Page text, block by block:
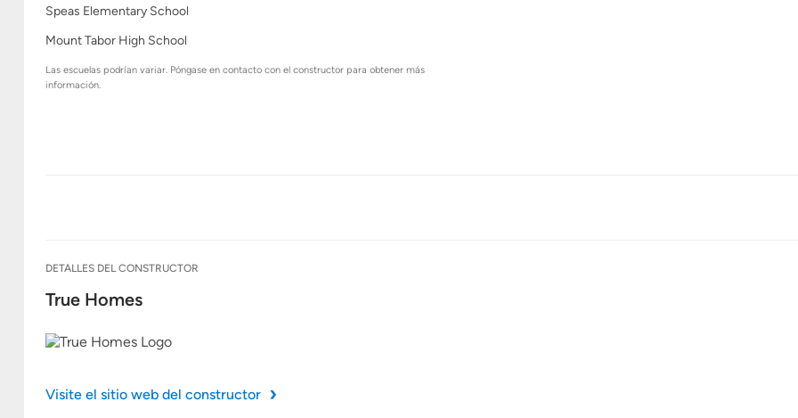
Speas Elementary School
Mount Tabor High School
Las escuelas podrían variar. Póngase en contacto con el constructor para obtener más
información.
DETALLES DEL CONSTRUCTOR
True Homes
Visite el sitio web del constructor